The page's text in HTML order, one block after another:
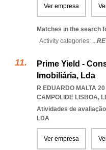
Ver empresa
Matches in the search
Activity categories: ...
Prime Yield -
Imobiliária, Lda
R EDUARDO MALTA
CAMPOLIDE LISBOA,
Atividades de
LDA
Ver empresa